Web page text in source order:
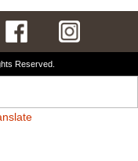
Reserved.